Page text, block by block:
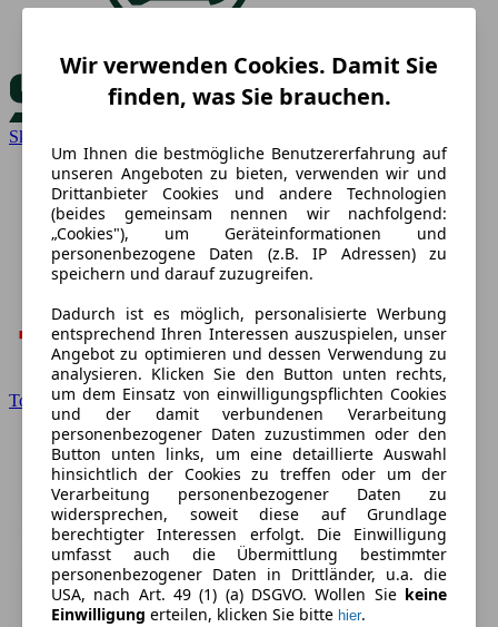
Skoda
Toyota
Wir verwenden Cookies. Damit Sie
finden, was Sie brauchen.
Um Ihnen die bestmögliche Benutzererfahrung auf
unseren Angeboten zu bieten, verwenden wir und
Drittanbieter Cookies und andere Technologien
(beides gemeinsam nennen wir nachfolgend:
„Cookies"), um Geräteinformationen und
personenbezogene Daten (z.B. IP Adressen) zu
speichern und darauf zuzugreifen.
Dadurch ist es möglich, personalisierte Werbung
entsprechend Ihren Interessen auszuspielen, unser
Angebot zu optimieren und dessen Verwendung zu
analysieren. Klicken Sie den Button unten rechts,
um dem Einsatz von einwilligungspflichten Cookies
und der damit verbundenen Verarbeitung
personenbezogener Daten zuzustimmen oder den
Button unten links, um eine detaillierte Auswahl
hinsichtlich der Cookies zu treffen oder um der
Verarbeitung personenbezogener Daten zu
widersprechen, soweit diese auf Grundlage
berechtigter Interessen erfolgt. Die Einwilligung
umfasst auch die Übermittlung bestimmter
personenbezogener Daten in Drittländer, u.a. die
USA, nach Art. 49 (1) (a) DSGVO. Wollen Sie keine
Einwilligung erteilen, klicken Sie bitte hier.